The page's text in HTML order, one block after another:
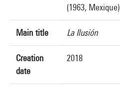
(1963, Mexique)
Main title La Ilusión
Creation
date
2018